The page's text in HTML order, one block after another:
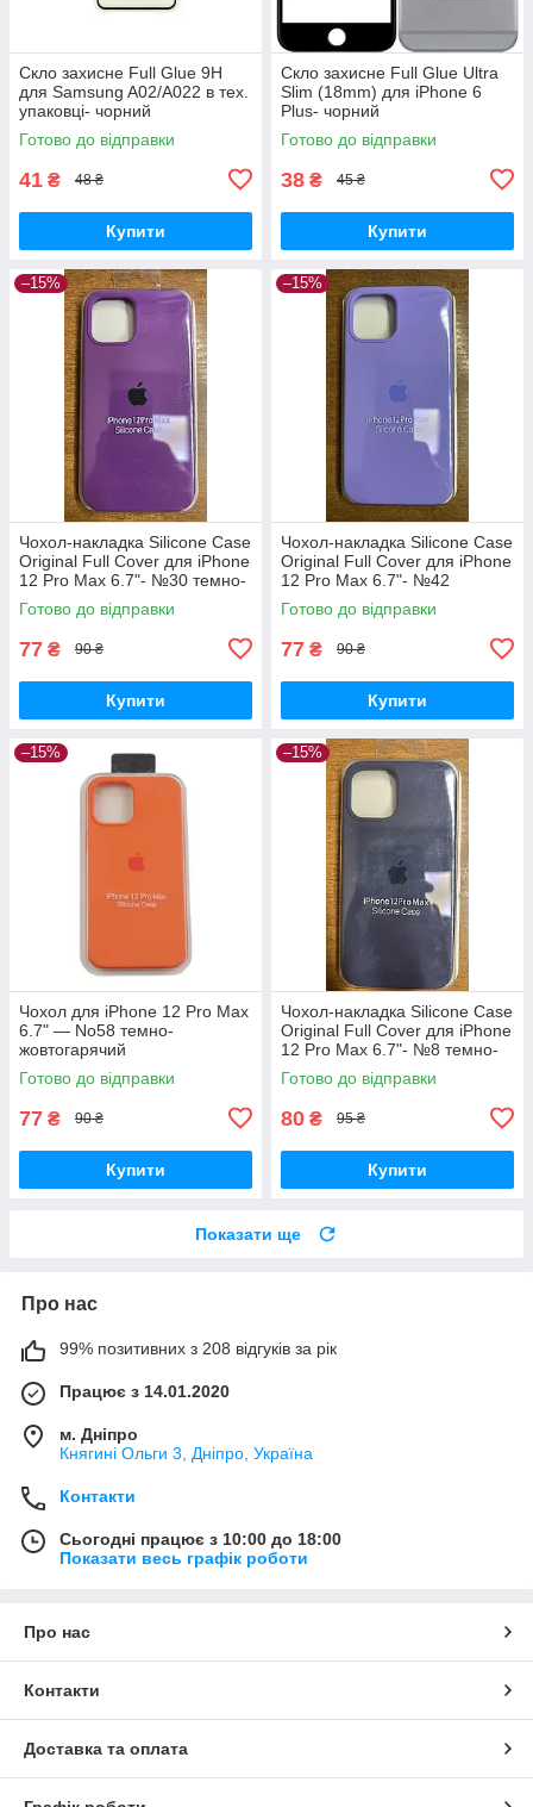
Скло захисне Full Glue 9H
для Samsung A02/A022 в тех.
упаковці- чорний
Готово до відправки
41 ₴ 48 ₴
Купити
Скло захисне Full Glue Ultra
Slim (18mm) для iPhone 6
Plus- чорний
Готово до відправки
38 ₴ 45 ₴
Купити
–15%
Чохол-накладка Silicone Case
Original Full Cover для iPhone
12 Pro Max 6.7"- №30 темно-
фіолетовий
Готово до відправки
77 ₴ 90 ₴
Купити
–15%
Чохол-накладка Silicone Case
Original Full Cover для iPhone
12 Pro Max 6.7"- №42
бузковий
Готово до відправки
77 ₴ 90 ₴
Купити
–15%
Чохол для iPhone 12 Pro Max
6.7" — No58 темно-
жовтогарячий
Готово до відправки
77 ₴ 90 ₴
Купити
–15%
Чохол-накладка Silicone Case
Original Full Cover для iPhone
12 Pro Max 6.7"- №8 темно-
синій
Готово до відправки
80 ₴ 95 ₴
Купити
Показати ще
Про нас
99% позитивних з 208 відгуків за рік
Працює з 14.01.2020
м. Дніпро
Княгині Ольги 3, Дніпро, Україна
Контакти
Сьогодні працює з 10:00 до 18:00
Показати весь графік роботи
Про нас
Контакти
Доставка та оплата